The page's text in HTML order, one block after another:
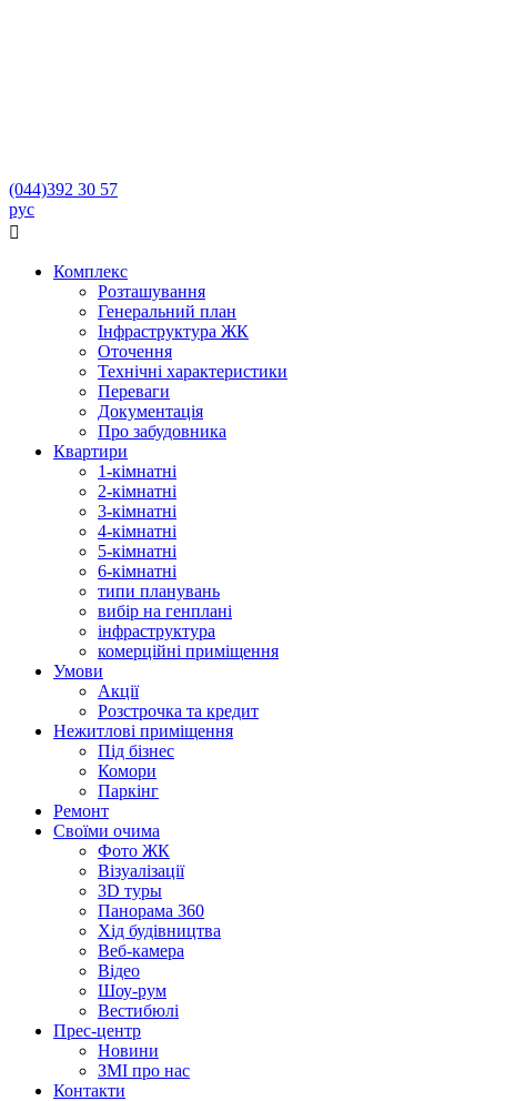
(044)392 30 57
рус

Комплекс
Розташування
Генеральний план
Інфраструктура ЖК
Оточення
Технічні характеристики
Переваги
Документація
Про забудовника
Квартири
1-кімнатні
2-кімнатні
3-кімнатні
4-кімнатні
5-кімнатні
6-кімнатні
типи планувань
вибір на генплані
інфраструктура
комерційні приміщення
Умови
Акції
Розстрочка та кредит
Нежитлові приміщення
Під бізнес
Комори
Паркінг
Ремонт
Своїми очима
Фото ЖК
Візуалізації
3D туры
Панорама 360
Хід будівництва
Веб-камера
Відео
Шоу-рум
Вестибюлі
Прес-центр
Новини
ЗМІ про нас
Контакти